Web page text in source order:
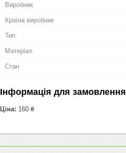
Виробник
Країна виробник
Тип
Матеріал
Стан
Інформація для замовлення
Ціна: 160 ₴